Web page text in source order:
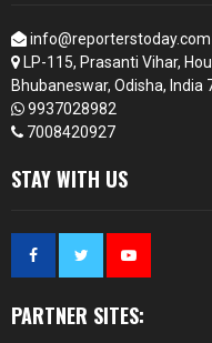
info@reporterstoday.com
LP-115, Prasanti Vihar,
Bhubaneswar, Odisha, India
9937028982
7008420927
STAY WITH US
PARTNER SITES: